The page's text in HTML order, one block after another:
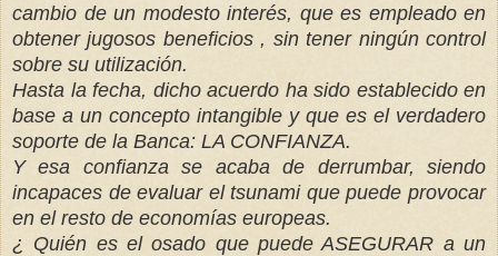
cambio de un modesto interés, que es empleado en
obtener jugosos beneficios , sin tener ningún control
sobre su utilización.
Hasta la fecha, dicho acuerdo ha sido establecido en
base a un concepto intangible y que es el verdadero
soporte de la Banca: LA CONFIANZA.
Y esa confianza se acaba de derrumbar, siendo
incapaces de evaluar el tsunami que puede provocar
en el resto de economías europeas.
¿ Quién es el osado que puede ASEGURAR a un